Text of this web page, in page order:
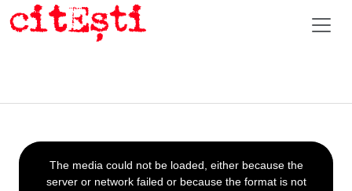
This
is
a
The media could not be loaded, either because the
server or network failed or because the format is not